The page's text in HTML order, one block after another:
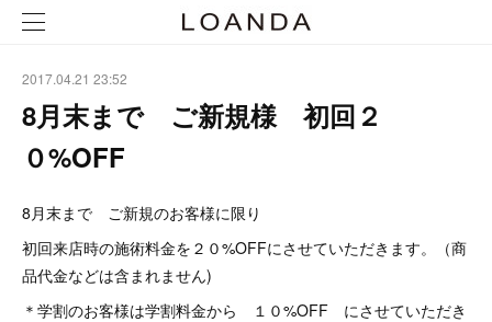
2017.04.21 23:52
8月末まで ご新規様 初回２
０%OFF
8月末まで ご新規のお客様に限り
初回来店時の施術料金を２０%OFFにさせていただきます。（商
品代金などは含まれません)
＊学割のお客様は学割料金から １０%OFF にさせていただき